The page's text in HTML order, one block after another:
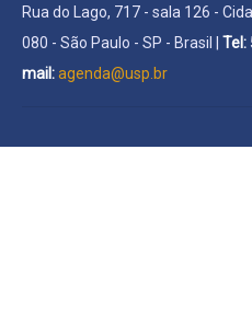
Rua do Lago, 717 - sala 126 -
080 - São Paulo - SP - Brasil | Tel:
mail:agenda@usp.br